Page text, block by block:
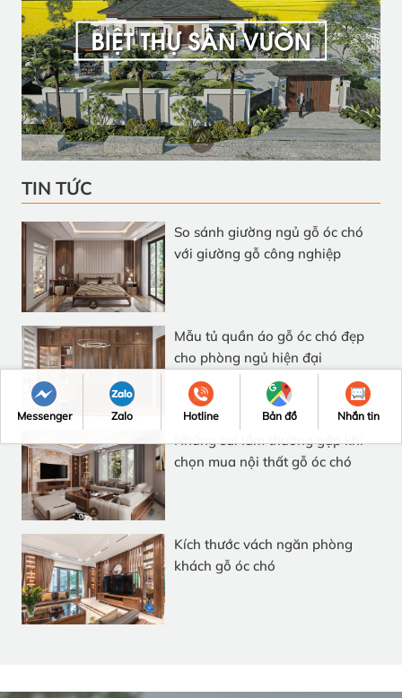
TIN TỨC
So sánh giường ngủ gỗ óc chó
với giường gỗ công nghiệp
Mẫu tủ quần áo gỗ óc chó đẹp
cho phòng ngủ hiện đại
Những sai lầm thường gặp khi
chọn mua nội thất gỗ óc chó
Kích thước vách ngăn phòng
khách gỗ óc chó
Messenger Zalo Hotline Bản đồ Nhắn tin